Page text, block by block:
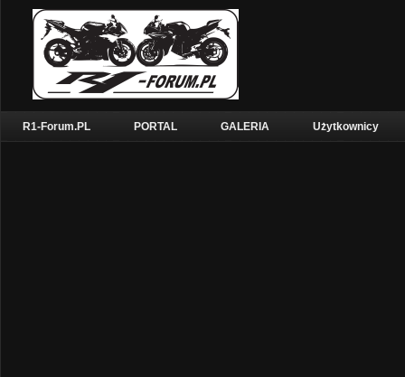
R1-Forum.PL PORTAL GALERIA Użytkownicy